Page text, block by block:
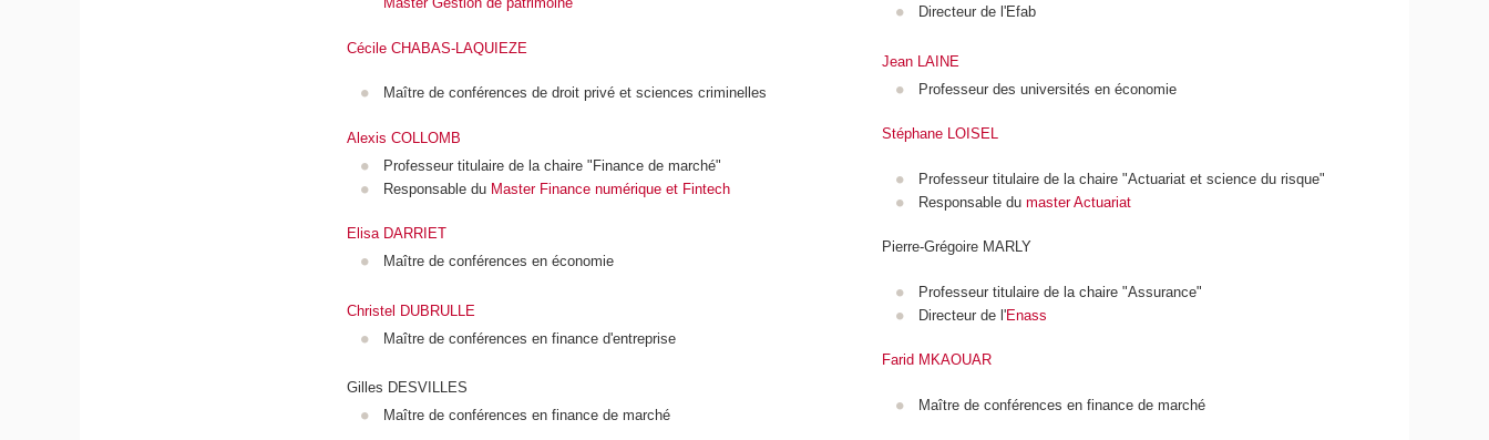
Cécile CHABAS-LAQUIEZE
Maître de conférences de droit privé et sciences criminelles
Alexis COLLOMB
Professeur titulaire de la chaire "Finance de marché"
Responsable du Master Finance numérique et Fintech
Elisa DARRIET
Maître de conférences en économie
Christel DUBRULLE
Maître de conférences en finance d'entreprise
Gilles DESVILLES
Maître de conférences en finance de marché
Directeur de l'Efab
Jean LAINE
Professeur des universités en économie
Stéphane LOISEL
Professeur titulaire de la chaire "Actuariat et science du risque"
Responsable du master Actuariat
Pierre-Grégoire MARLY
Professeur titulaire de la chaire "Assurance"
Directeur de l'Enass
Farid MKAOUAR
Maître de conférences en finance de marché